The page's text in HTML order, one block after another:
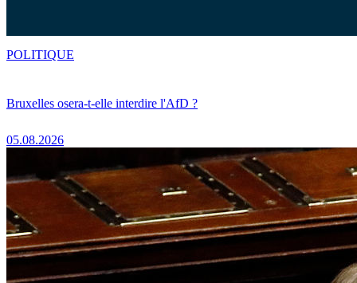
Bruxelles osera-t-elle interdire l'AfD ?
05.08.2026
POLITIQUE